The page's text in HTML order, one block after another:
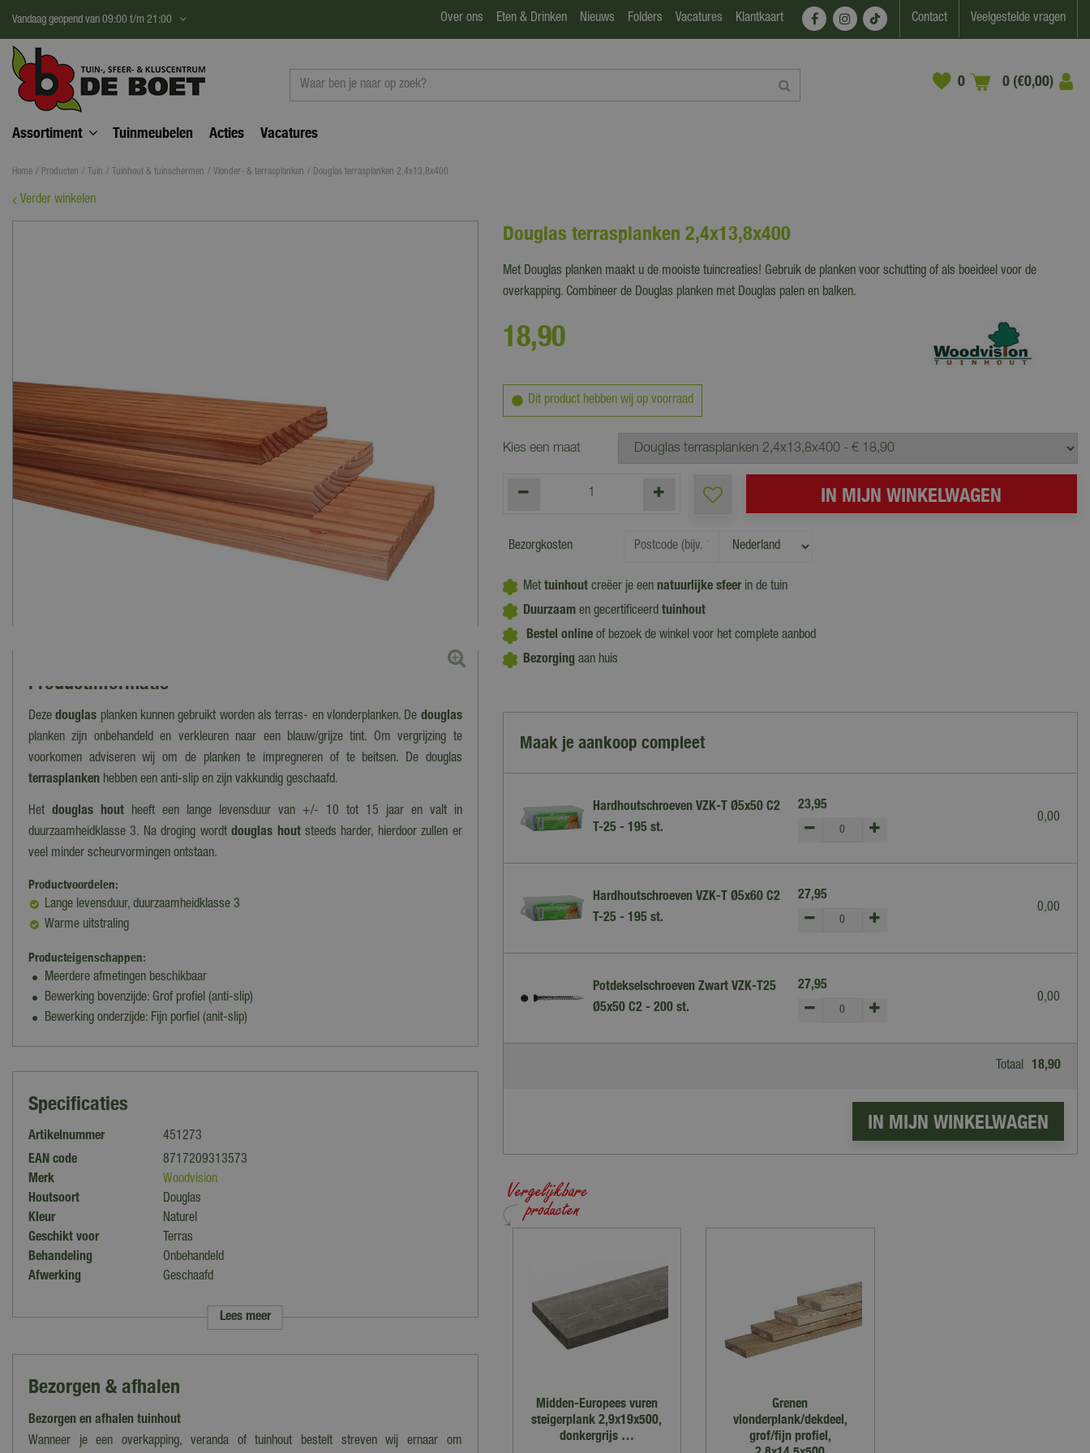
content
Home Producten Tuin Tuinhout & tuinschermen Vlonder- & terrasplanken Douglas terrasplanken 2,4x13,8x400
Vandaag geopend van 09:00 t/m 21:00 Over ons Eten & Drinken Nieuws Folders Vacatures Klantkaart Contact Veelgestelde vragen
0 (€0,00)
Assortiment Tuinmeubelen Acties Vacatures
Verder winkelen
Douglas terrasplanken 2,4x13,8x400
Met Douglas planken maakt u de mooiste tuincreaties! Gebruik de planken voor schutting of als boeideel voor de
overkapping. Combineer de Douglas planken met Douglas palen en balken.
18,90
Dit product hebben wij op voorraad
Kies een maat
Bezorgkosten
Met tuinhout creëer je een natuurlijke sfeerin de tuin
Duurzaam en gecertificeerd tuinhout
Bestel online of bezoek de winkel voor het complete aanbod
Bezorging aan huis
Productinformatie
Dezedouglas planken kunnen gebruikt worden als terras- en vlonderplanken. De douglas
planken zijn onbehandeld en verkleuren naar een blauw/grijze tint. Om vergrijzing te
voorkomen adviseren wij om de planken te impregneren of te beitsen. De douglas
terrasplanken hebben een anti-slip en zijn vakkundig geschaafd.
Het douglas hout heeft een lange levensduur van +/- 10 tot 15 jaar en valt in
duurzaamheidklasse 3. Na droging wordtdouglas houtsteeds harder, hierdoor zullen er
veel minder scheurvormingen ontstaan.
Productvoordelen:
Lange levensduur, duurzaamheidklasse 3
Warme uitstraling
Producteigenschappen:
Meerdere afmetingen beschikbaar
Bewerking bovenzijde: Grof profiel (anti-slip)
Bewerking onderzijde: Fijn porfiel (anit-slip)
Specificaties
Artikelnummer
451273
EAN code
8717209313573
Merk
Woodvision
Houtsoort
Douglas
Kleur
Naturel
Geschikt voor
Terras
Behandeling
Onbehandeld
Afwerking
Geschaafd
Lengte
400-450 cm
Dikte
2-3 cm
Lees meer
Bezorgen & afhalen
Bezorgen en afhalen tuinhout
Wanneer je een overkapping, veranda of tuinhout bestelt streven wij ernaar om
Maak je aankoop compleet
Hardhoutschroeven VZK-T Ø5x50 C2
T-25 - 195 st.
23,95
0,00
Hardhoutschroeven VZK-T Ø5x60 C2
T-25 - 195 st.
27,95
0,00
Potdekselschroeven Zwart VZK-T25
Ø5x50 C2 - 200 st.
27,95
0,00
Totaal 18,90
Midden-Europees vuren
steigerplank 2,9x19x500,
donkergrijs …
Grenen
vlonderplank/dekdeel,
grof/fijn profiel,